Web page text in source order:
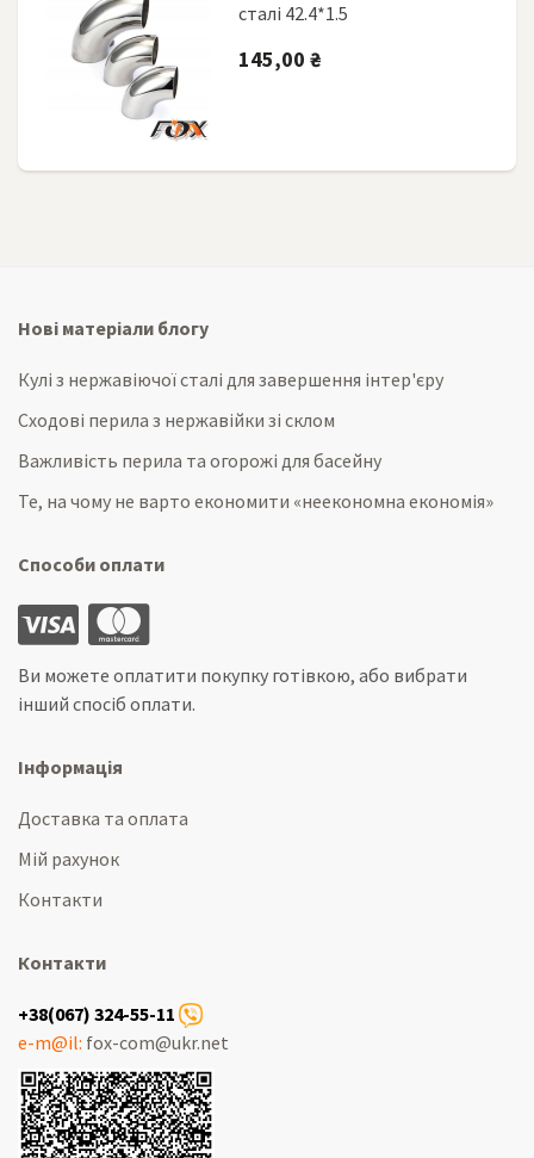
сталі 42.4*1.5
145,00 ₴
Нові матеріали блогу
Кулі з нержавіючої сталі для завершення інтер'єру
Сходові перила з нержавійки зі склом
Важливість перила та огорожі для басейну
Те, на чому не варто економити «неекономна економія»
Способи оплати
Ви можете оплатити покупку готівкою, або вибрати
інший спосіб оплати.
Інформація
Доставка та оплата
Мій рахунок
Контакти
Контакти
+38(067) 324-55-11
e-m@il: fox-com@ukr.net